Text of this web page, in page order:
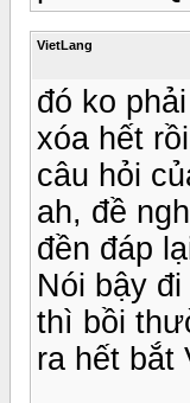
VietLang
đó ko
xóa hết
câu hỏi
ah, đề
đền đáp
Nói bậy
thì bồi
ra hết bắt